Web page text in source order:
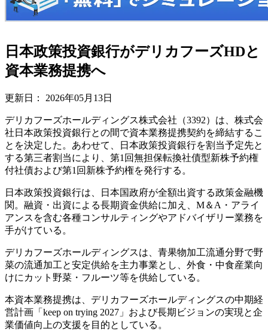
日本政策投資銀行がデリカフーズHDと
資本業務提携へ
更新日： 2026年05月13日
デリカフーズホールディングス株式会社（3392）は、株式会
社日本政策投資銀行との間で資本業務提携契約を締結するこ
とを決定した。あわせて、日本政策投資銀行を割当予定先と
する第三者割当により、第1回無担保転換社債型新株予約権
付社債および第1回新株予約権を発行する。
日本政策投資銀行は、日本国政府が全額出資する政策金融機
関。融資・出資による長期資金供給に加え、M＆A・アライ
アンスを含む各種コンサルティングやアドバイザリー業務を
手がけている。
デリカフーズホールディングスは、青果物加工流通分野で野
菜の流通加工と安定供給を主力事業とし、外食・中食産業向
けにカット野菜・フルーツ等を供給している。
本資本業務提携は、デリカフーズホールディングスの中期経
営計画「keep on trying 2027」および長期ビジョンの実現と企
業価値向上の支援を目的としている。